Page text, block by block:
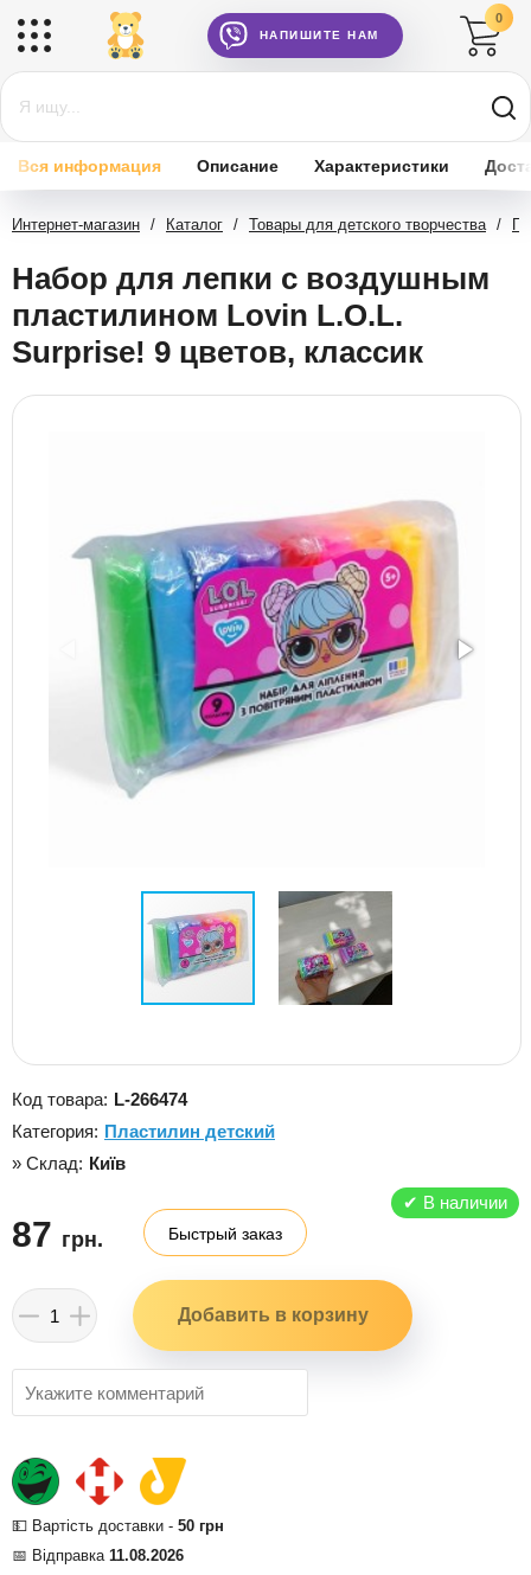
НАПИШИТЕ НАМ
0
Вся информация Описание Характеристики
Интернет-магазин / Каталог / Товары для детского творчества /
Набор для лепки с воздушным
пластилином Lovin L.O.L.
Surprise! 9 цветов, классик
Код товара: L-266474
Категория: Пластилин детский
» Склад: Київ
✔ В наличии
87 грн. Быстрый заказ
💵 Вартість доставки - 50 грн
📅 Відправка 11.08.2026